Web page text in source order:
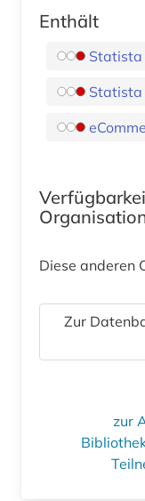
Enthält
Statista
Statista
Diese anderen
Zur
zur